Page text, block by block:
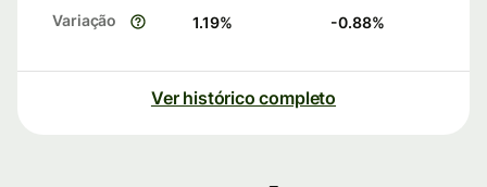
Variação 1.19% -0.88%
Ver histórico completo